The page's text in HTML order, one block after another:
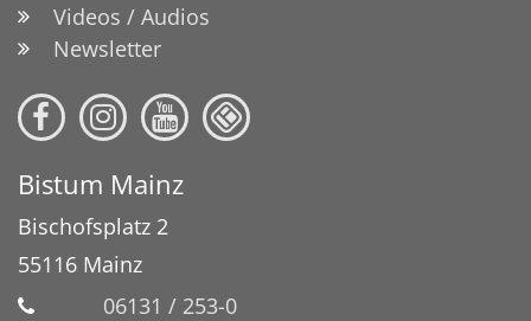
Videos / Audios
Newsletter
Bistum Mainz
Bischofsplatz 2
55116 Mainz
06131 / 253-0